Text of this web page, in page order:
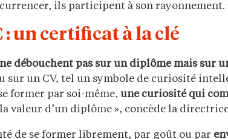
ils participent à son rayonnement.
: un certificat à la clé
ne débouchent pas sur un diplôme mais sur
sur un CV, tel un symbole de curiosité
former par soi-même, une curiosité qui
la valeur d’un diplôme », concède la
de se former librement, par goût ou par